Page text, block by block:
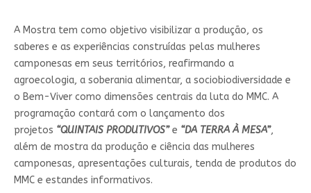
A Mostra tem como objetivo visibilizar a produção, os
saberes e as experiências construídas pelas mulheres
camponesas em seus territórios, reafirmando a
agroecologia, a soberania alimentar, a sociobiodiversidade e
o Bem-Viver como dimensões centrais da luta do MMC. A
programação contará com o lançamento dos
projetos “QUINTAIS PRODUTIVOS”e “DA TERRA À MESA”,
além de mostra da produção e ciência das mulheres
camponesas, apresentações culturais, tenda de produtos do
MMC e estandes informativos.